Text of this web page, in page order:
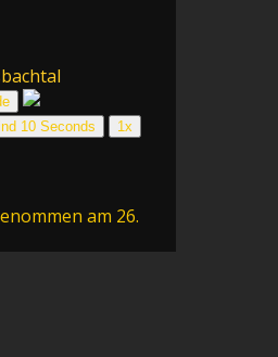
10 Seconds
1x
am 26.